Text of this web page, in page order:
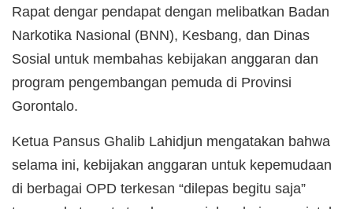
Rapat dengar pendapat dengan melibatkan Badan
Narkotika Nasional (BNN), Kesbang, dan Dinas
Sosial untuk membahas kebijakan anggaran dan
program pengembangan pemuda di Provinsi
Gorontalo.
Ketua Pansus Ghalib Lahidjun mengatakan bahwa
selama ini, kebijakan anggaran untuk kepemudaan
di berbagai OPD terkesan “dilepas begitu saja”